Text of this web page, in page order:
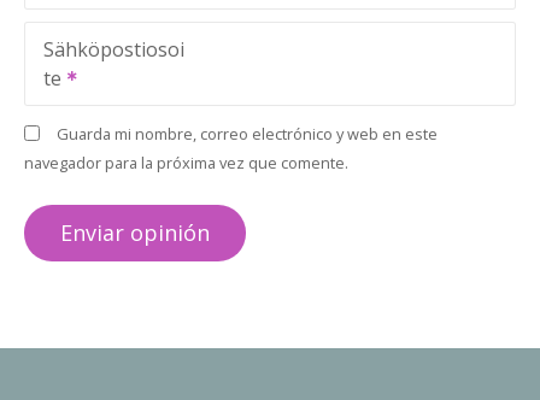
Sähköpostiosoi
te
Guarda mi nombre, correo electrónico y web en este
navegador para la próxima vez que comente.